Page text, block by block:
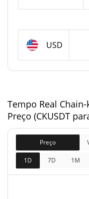
Fornecimento em
Fornecimento total
Fornecimento
Capitalização de
mercado
Totalmente diluído
Limite de mercado
USD
Tempo Real
Preço (CKUSDT
Preço
1D 7D 1M